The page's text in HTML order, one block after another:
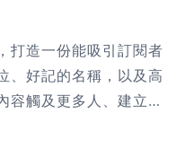
打造一份能吸引訂閱者
、好記的名稱，以及高
容觸及更多人、建立更